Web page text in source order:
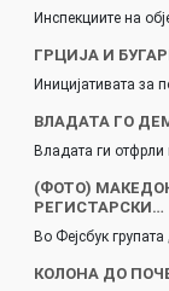
Инспекциите на
ГРЦИЈА И
Иницијативата за
ВЛАДАТА ГО
Владата ги отфрли
(ФОТО)
РЕГИСТАРСКИ…
Во Фејсбук
КОЛОНА ДО